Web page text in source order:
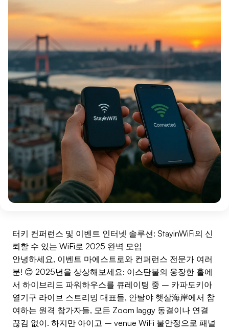
터키 컨퍼런스 및 이벤트 인터넷 솔루션: StayinWiFi의 신
뢰할 수 있는 WiFi로 2025 완벽 모임
안녕하세요, 이벤트 마에스트로와 컨퍼런스 전문가 여러
분! 😊 2025년을 상상해보세요: 이스탄불의 웅장한 홀에
서 하이브리드 파워하우스를 큐레이팅 중 – 카파도키아
열기구 라이브 스트리밍 대표들, 안탈야 햇살海岸에서 참
여하는 원격 참가자들, 모든 Zoom laggy 동결이나 연결
끊김 없이. 하지만 아이고 – venue WiFi 불안정으로 패널